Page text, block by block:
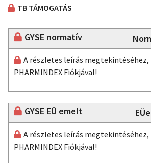
TB TÁMOGATÁS
GYSE normatív
A részletes leírás megtekintéséhez,
PHARMINDEX Fiókjával!
GYSE EÜ emelt
A részletes leírás megtekintéséhez,
PHARMINDEX Fiókjával!